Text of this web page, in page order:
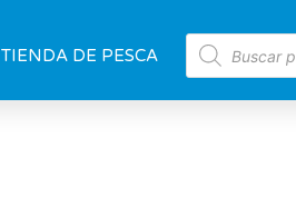
TIENDA DE PESCA